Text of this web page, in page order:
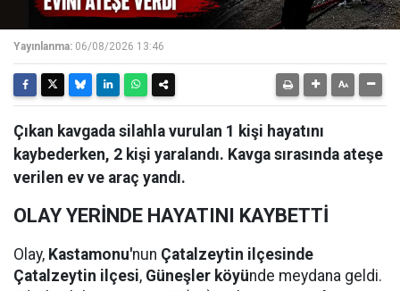
Yayınlanma: 06/08/2026 13:46
Çıkan kavgada silahla vurulan 1 kişi hayatını
kaybederken, 2 kişi yaralandı. Kavga sırasında ateşe
verilen ev ve araç yandı.
OLAY YERİNDE HAYATINI KAYBETTİ
Olay, Kastamonu'nun Çatalzeytin ilçesinde
Çatalzeytin ilçesi, Güneşler köyünde meydana geldi.